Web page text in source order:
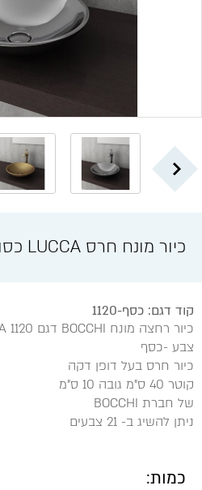
כיור מונח חרס LUCCA כסוף
קוד דגם: כסף-1120
כיור רחצה מונח BOCCHI דגם LUCCA 1120
צבע -כסף
כיור חרס בעל דופן דקה
קוטר 40 ס"מ גובה 10 ס"מ
של חברת BOCCHI
ניתן להשיג ב- 21 צבעים
כמות: